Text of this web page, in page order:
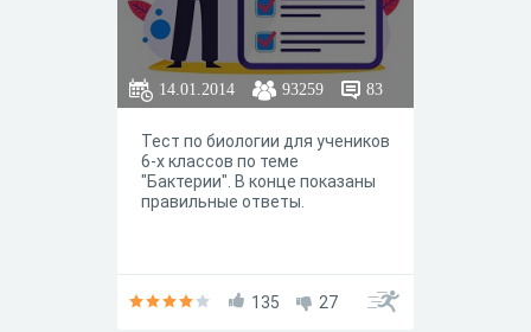
14.01.2014 93259 83
Тест по биологии для учеников
6-х классов по теме
"Бактерии". В конце показаны
правильные ответы.
135 27